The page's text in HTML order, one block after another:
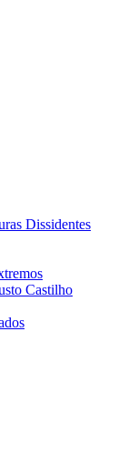
Dissidentes
Castilho